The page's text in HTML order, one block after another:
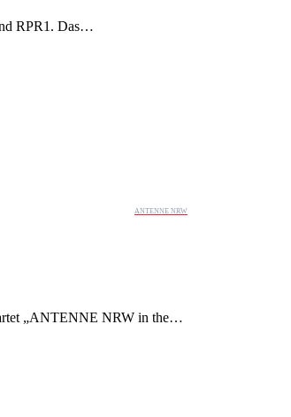
RPR1. Das…
ANTENNE NRW
„ANTENNE NRW in the…